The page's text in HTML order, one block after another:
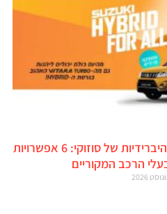
הוצג הסדר פשרה בפרשת ההיברידיות של סוזוקי: 6 אפשרויות
הרכב המקוריים